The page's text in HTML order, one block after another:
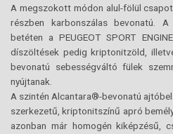
A megszokott módon alul-fölül
részben karbonszálas bevonatú.
betéten a PEUGEOT SPORT
díszöltések pedig kriptonitzöld,
bevonatú sebességváltó fülek
nyújtanak.
A szintén Alcantara®-bevonatú
szerkezetű, kriptonitszínű apró
azonban már homogén kiképzésű,